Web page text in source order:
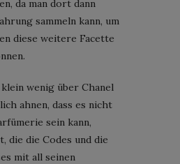
da man dort dann
sammeln kann, um
diese weitere Facette
wenig über Chanel
ahnen, dass es nicht
sein kann,
die die Codes und die
mit all seinen